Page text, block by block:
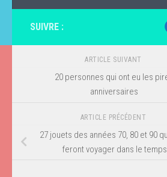
SUIVRE :
ARTICLE SUIVANT
20 personnes qui ont eu les
anniversaires
ARTICLE PRÉCÉDENT
27 jouets des années 70, 80 et 90
feront voyager dans le temps